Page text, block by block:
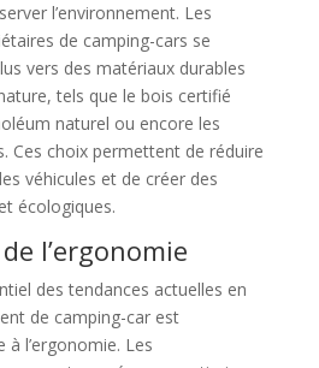
l’environnement. Les
de camping-cars se
vers des matériaux durables
tels que le bois certifié
naturel ou encore les
Ces choix permettent de réduire
véhicules et de créer des
écologiques.
l’ergonomie
des tendances actuelles en
de camping-car est
à l’ergonomie. Les